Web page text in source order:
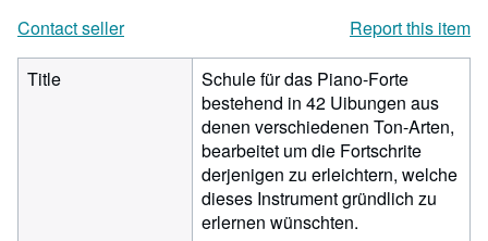
Contact seller
Report this item
Title
Schule für das Piano-Forte
bestehend in 42 Uibungen aus
denen verschiedenen Ton-Arten,
bearbeitet um die Fortschrite
derjenigen zu erleichtern, welche
dieses Instrument gründlich zu
erlernen wünschten.